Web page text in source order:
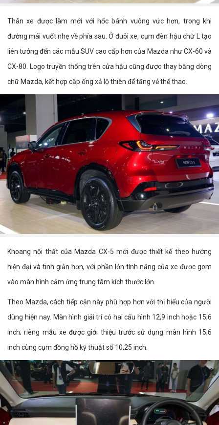
Thân xe được làm mới với hốc bánh vuông vức hơn, trong khi
đường mái vuốt nhẹ về phía sau. Ở đuôi xe, cụm đèn hậu chữ L tạo
liên tưởng đến các mẫu SUV cao cấp hơn của Mazda như CX-60 và
CX-80. Logo truyền thống trên cửa hậu cũng được thay bằng dòng
chữ Mazda, kết hợp cặp ống xả lộ thiên để tăng vẻ thể thao.
Khoang nội thất của Mazda CX-5 mới được thiết kế theo hướng
hiện đại và tinh giản hơn, với phần lớn tính năng của xe được gom
vào màn hình cảm ứng trung tâm kích thước lớn.
Theo Mazda, cách tiếp cận này phù hợp hơn với thị hiếu của người
dùng hiện nay. Màn hình giải trí có hai cấu hình 12,9 inch hoặc 15,6
inch; riêng mẫu xe được giới thiệu trước sử dụng màn hình 15,6
inch cùng cụm đồng hồ kỹ thuật số 10,25 inch.